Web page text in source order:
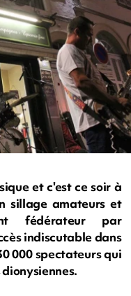
et c'est ce soir à
sillage amateurs et
fédérateur par
indiscutable dans
000 spectateurs qui